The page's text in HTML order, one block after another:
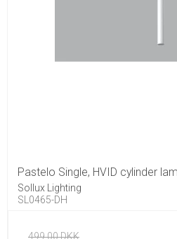
Pastelo Single, HVID cylinder
Sollux Lighting
SL0465-DH
499,00 DKK